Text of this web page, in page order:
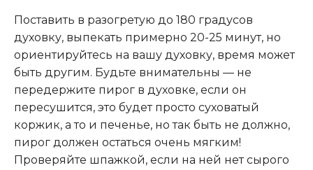
Поставить в разогретую до 180 градусов
духовку, выпекать примерно 20-25 минут, но
ориентируйтесь на вашу духовку, время может
быть другим. Будьте внимательны — не
передержите пирог в духовке, если он
пересушится, это будет просто суховатый
коржик, а то и печенье, но так быть не должно,
пирог должен остаться очень мягким!
Проверяйте шпажкой, если на ней нет сырого